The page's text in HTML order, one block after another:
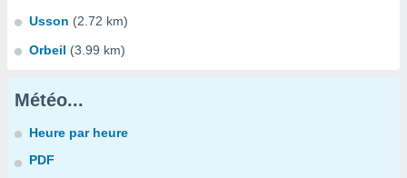
Usson (2.72 km)
Orbeil (3.99 km)
Météo...
Heure par heure
PDF